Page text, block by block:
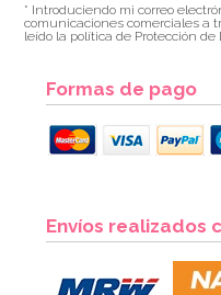
* Introduciendo mi correo
comunicaciones comerciales a
leído la política de Protección de
Formas de pago
Envíos realizados